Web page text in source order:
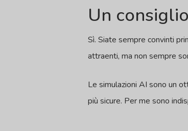
Un
Sì. Siate sempre convinti
attraenti, ma non sempre
Le simulazioni AI sono un
più sicure. Per me sono